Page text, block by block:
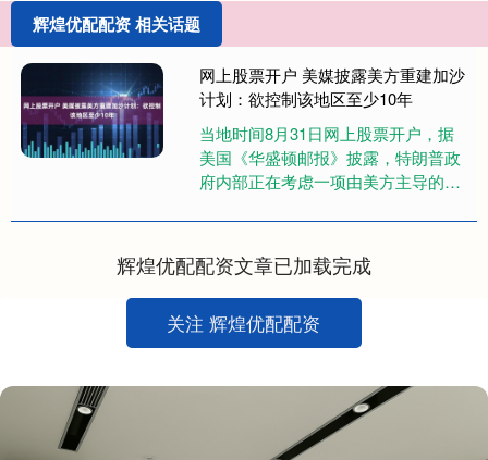
辉煌优配配资 相关话题
网上股票开户 美媒披露美方重建加沙
计划：欲控制该地区至少10年
当地时间8月31日网上股票开户，据
美国《华盛顿邮报》披露，特朗普政
府内部正在考虑一项由美方主导的加
将控制加沙地带至少10年，并希....
辉煌优配配资文章已加载完成
关注 辉煌优配配资